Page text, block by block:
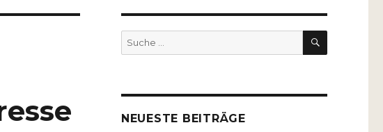
Suche
nach:
SUCHEN
NEUESTE BEITRÄGE